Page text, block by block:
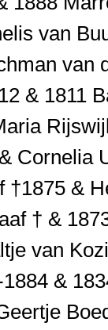
van
van
& 1811
Cornelia
†1875 &
† &
van
&